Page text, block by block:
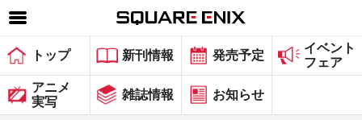
SQUARE ENIX 公式サイトメニュー
ゲーム
マガジン＆ブックス
トップ 新刊情報 発売予定
イベント
フェア
アニメ
実写
雑誌情報 お知らせ